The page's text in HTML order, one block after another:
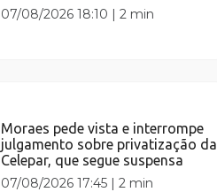
07/08/2026 18:10 |2 min
Moraes pede vista e interrompe
julgamento sobre privatização da
Celepar, que segue suspensa
07/08/2026 17:45 |2 min